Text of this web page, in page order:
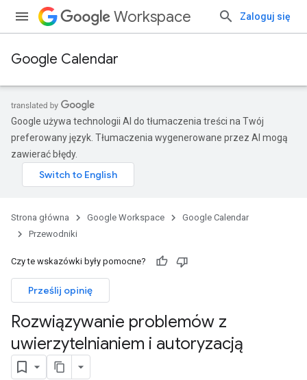
Workspace Zaloguj się
Google Calendar
Google używa technologii AI do tłumaczenia treści na Twój
preferowany język. Tłumaczenia wygenerowane przez AI mogą
zawierać błędy.
Strona główna Google Workspace
Google Calendar
Przewodniki
Czy te wskazówki były pomocne?
Prześlij opinię
Rozwiązywanie problemów z
uwierzytelnianiem i autoryzacją